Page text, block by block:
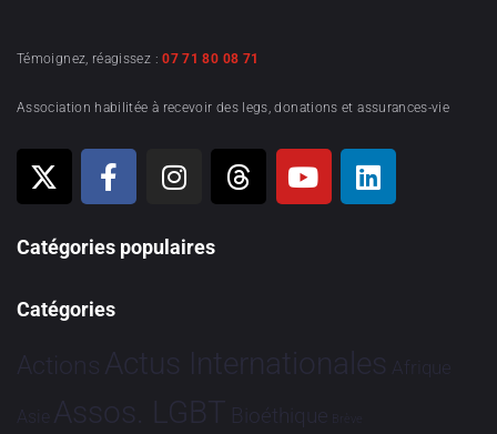
Témoignez, réagissez :07 71 80 08 71
Association habilitée à recevoir des legs, donations et assurances-vie
Catégories populaires
Catégories
Actions Actus Internationales Afrique
Asie Assos. LGBT Bioéthique Brève